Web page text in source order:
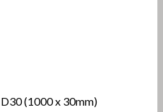
(1000 x 30mm)